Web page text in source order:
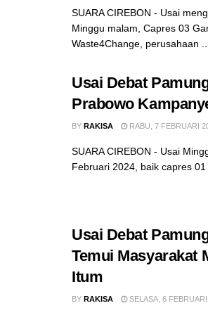
SUARA CIREBON - Usai
Minggu malam, Capres 03
Waste4Change, perusahaan ...
Usai Debat
Prabowo
BY RAKISA RABU, 7 FEBRUARI
SUARA CIREBON - Usai
Februari 2024, baik capres 01
Usai Debat
Temui Masyarakat
Itum
BY RAKISA SELASA, 6